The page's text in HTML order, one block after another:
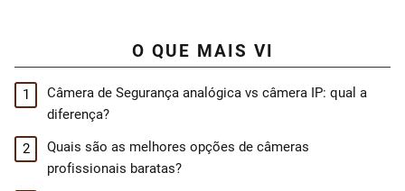
O QUE MAIS VI
Câmera de Segurança analógica vs câmera IP: qual a
diferença?
Quais são as melhores opções de câmeras
profissionais baratas?